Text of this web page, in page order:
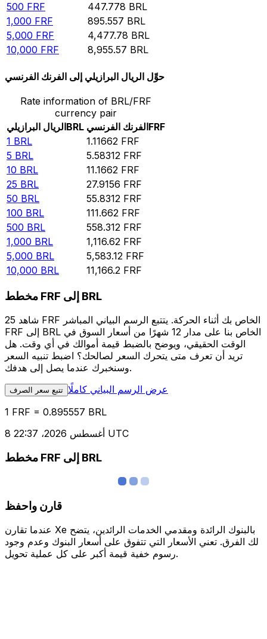
500 FRF 447.778 BRL
1,000 FRF 895.557 BRL
5,000 FRF 4,477.78 BRL
10,000 FRF 8,955.57 BRL
حوِّل الريال البرازيلي إلى الفرنك الفرنسي
Rate information of BRL/FRF
currency pair
الريال البرازيليBRL الفرنك الفرنسيFRF
1 BRL 1.11662 FRF
5 BRL 5.58312 FRF
10 BRL 11.1662 FRF
25 BRL 27.9156 FRF
50 BRL 55.8312 FRF
100 BRL 111.662 FRF
500 BRL 558.312 FRF
1,000 BRL 1,116.62 FRF
5,000 BRL 5,583.12 FRF
10,000 BRL 11,166.2 FRF
مخطط FRF إلى BRL
شاهد 25 FRF الخاص بك أثناء الحركة. يتتبع الرسم البياني المباشر
FRF إلى BRL الخاص بنا على مدار 12 شهرًا من أسعار السوق في
الوقت الحقيقي، ويوضح بالضبط قيمة أموالك في أي وقت. هل
تريد أن تعرف متى يتحرك السعر لصالحك؟ اضبط تنبيه السعر
وسنخبرك عندما يصل إلى هدفك.
تتبع سعر الصرف عرض الرسم البياني كاملًا
1 FRF = 0.895557 BRL
8 أغسطس 2026، 22:37 UTC
مخطط FRF إلى BRL
قارن واحفظ
عندما تقارن Xe بالبنوك الرائدة ومقدمي الخدمات الرائدين، يتضح
لك الفرق. تعني الأسعار التي تتفوق على أسعار البنوك وعدم وجود
رسوم خفية قيمة أكبر على كل عملية تحويل.